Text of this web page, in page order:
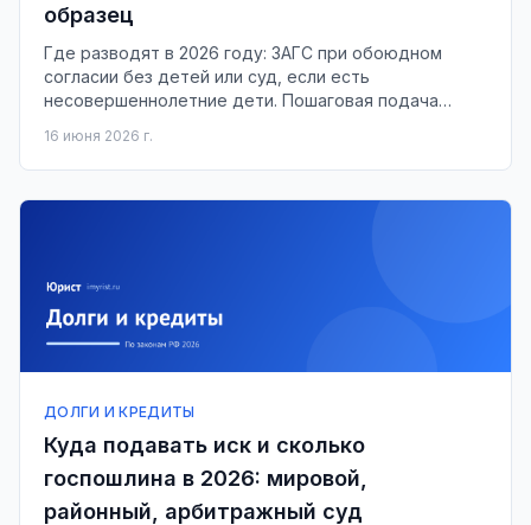
образец
Где разводят в 2026 году: ЗАГС при обоюдном
согласии без детей или суд, если есть
несовершеннолетние дети. Пошаговая подача
образец заявления.
16 июня 2026 г.
ДОЛГИ И КРЕДИТЫ
Куда подавать иск и сколько
госпошлина в 2026: мировой,
районный, арбитражный суд